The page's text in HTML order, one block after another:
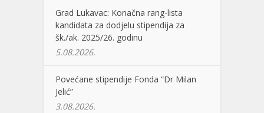
Grad Lukavac: Konačna rang-lista
kandidata za dodjelu stipendija za
šk./ak. 2025/26. godinu
5.08.2026.
Povećane stipendije Fonda “Dr Milan
Jelić”
3.08.2026.